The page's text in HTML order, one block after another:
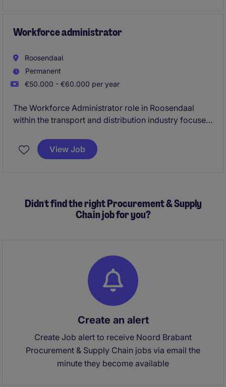
Workforce administrator
Roosendaal
Permanent
€50.000 - €60.000 per year
The Workforce Administrator role in Roosendaal
within the transport and distribution industry focuses
efficient operations. You will play a key role in
supporting the logistics department with
View Job
Didn't find the right Procurement & Supply
Chain job for you?
Create an alert
Create Job alert to receive Noord Brabant
Procurement & Supply Chain jobs via email the
minute they become available